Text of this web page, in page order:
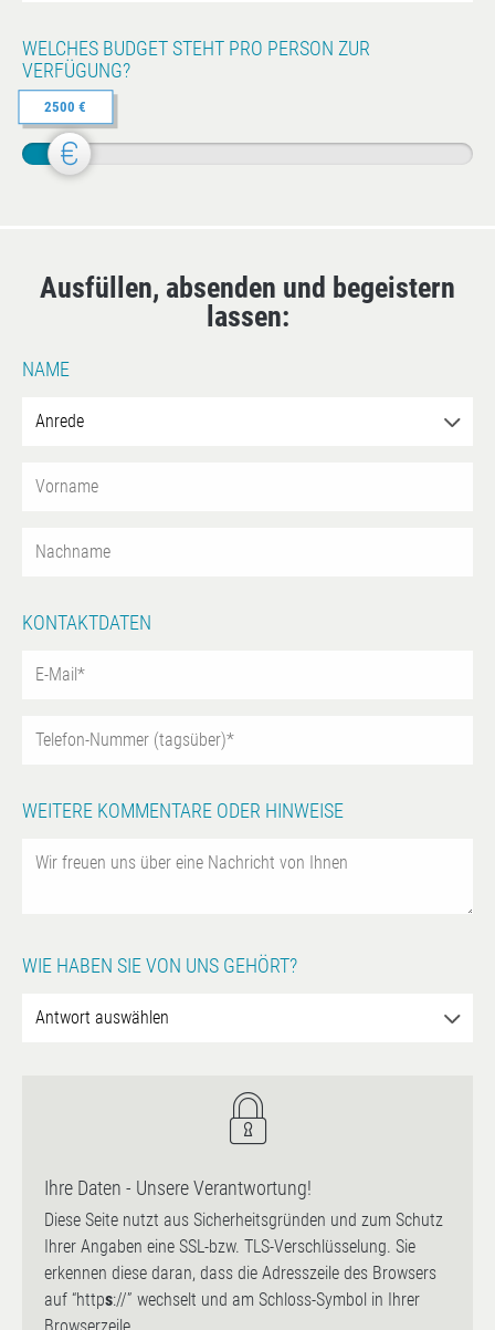
WELCHES BUDGET STEHT PRO PERSON ZUR
VERFÜGUNG?
2500 €
Ausfüllen, absenden und begeistern
lassen:
NAME
KONTAKTDATEN
WEITERE KOMMENTARE ODER HINWEISE
WIE HABEN SIE VON UNS GEHÖRT?
Ihre Daten - Unsere Verantwortung!
Diese Seite nutzt aus Sicherheitsgründen und zum Schutz
Ihrer Angaben eine SSL-bzw. TLS-Verschlüsselung. Sie
erkennen diese daran, dass die Adresszeile des Browsers
auf “https://” wechselt und am Schloss-Symbol in Ihrer